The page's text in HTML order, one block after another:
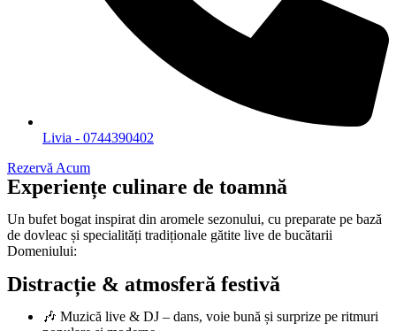
Livia - 0744390402
Rezervă Acum
Experiențe culinare de toamnă
Un bufet bogat inspirat din aromele sezonului, cu preparate pe bază
de dovleac și specialități tradiționale gătite live de bucătarii
Domeniului:
Distracție & atmosferă festivă
🎶 Muzică live & DJ – dans, voie bună și surprize pe ritmuri